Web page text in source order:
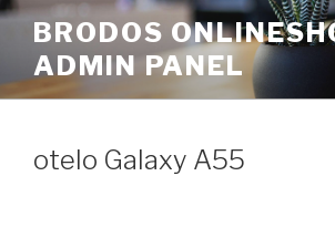
Skip
content
BRODOS
ADMIN PANEL
otelo Galaxy A55